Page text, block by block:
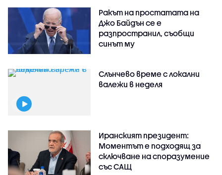
Ракът на простатата на
Джо Байдън се е
разпространил, съобщи
синът му
Слънчево време с локални
валежи в неделя
Иранският президент:
Моментът е подходящ за
сключване на споразумение
със САЩ